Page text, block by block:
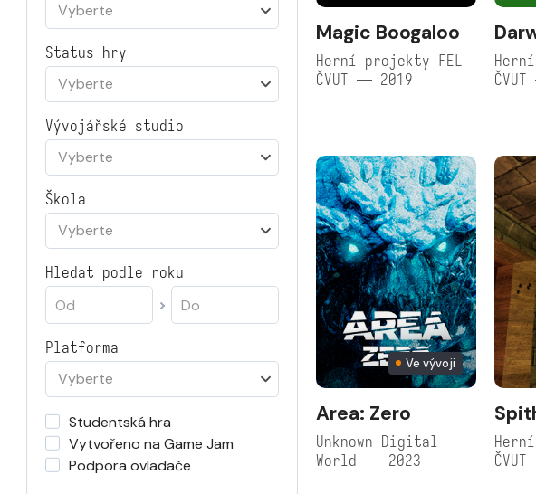
Vyberte
Status hry
Vyberte
Vývojářské studio
Vyberte
Škola
Vyberte
Hledat podle roku
Platforma
Vyberte
Studentská hra
Vytvořeno na Game Jam
Podpora ovladače
Magic Boogaloo
Herní projekty FEL
ČVUT — 2019
Ve vývoji
Area: Zero
Unknown Digital
World — 2023